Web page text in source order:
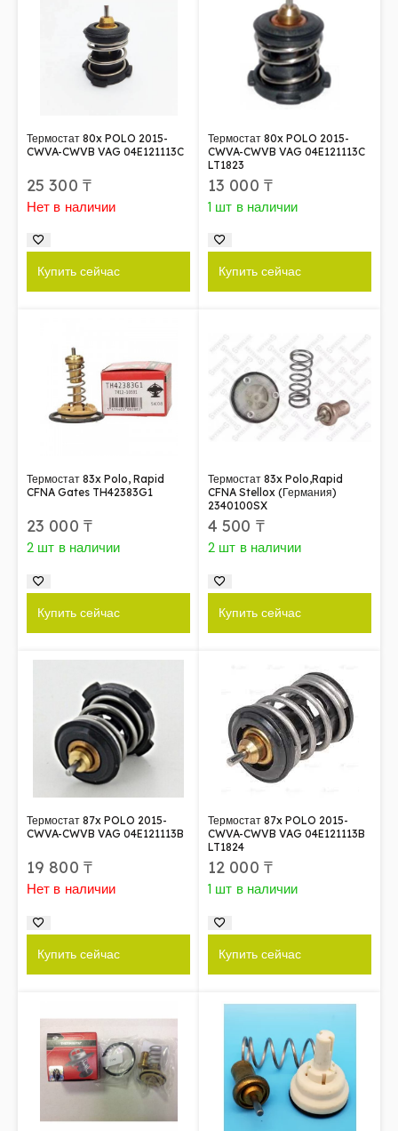
Термостат 80x POLO 2015-
CWVA-CWVB VAG 04E121113C
25 300 ₸
Нет в наличии
Купить сейчас
Термостат 80x POLO 2015-
CWVA-CWVB VAG 04E121113C
LT1823
13 000 ₸
1 шт в наличии
Купить сейчас
Термостат 83x Polo, Rapid
CFNA Gates TH42383G1
23 000 ₸
2 шт в наличии
Купить сейчас
Термостат 83x Polo,Rapid
CFNA Stellox (Германия)
2340100SX
4 500 ₸
2 шт в наличии
Купить сейчас
Термостат 87x POLO 2015-
CWVA-CWVB VAG 04E121113B
19 800 ₸
Нет в наличии
Купить сейчас
Термостат 87x POLO 2015-
CWVA-CWVB VAG 04E121113B
LT1824
12 000 ₸
1 шт в наличии
Купить сейчас